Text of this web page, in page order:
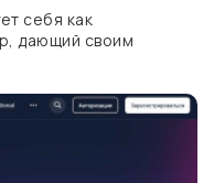
себя как
дающий своим